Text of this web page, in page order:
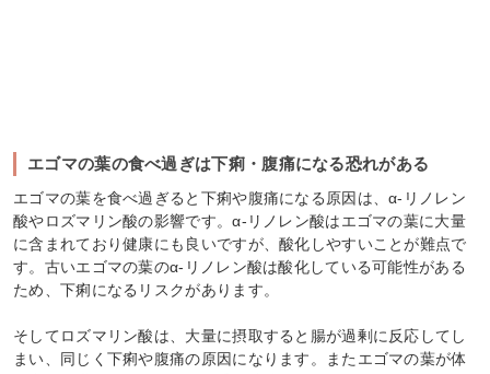
エゴマの葉の食べ過ぎは下痢・腹痛になる恐れがある
エゴマの葉を食べ過ぎると下痢や腹痛になる原因は、α-リノレン
酸やロズマリン酸の影響です。α-リノレン酸はエゴマの葉に大量
に含まれており健康にも良いですが、酸化しやすいことが難点で
す。古いエゴマの葉のα-リノレン酸は酸化している可能性がある
ため、下痢になるリスクがあります。
そしてロズマリン酸は、大量に摂取すると腸が過剰に反応してし
まい、同じく下痢や腹痛の原因になります。またエゴマの葉が体